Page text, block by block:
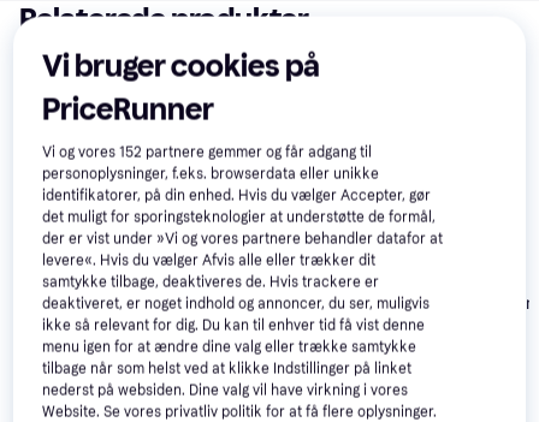
Relaterede produkter
Se vores forslag til andre produkter, der matcher dine
interesser. Vis alle
Trender
JBL Tune Beam
Black
3.9
799 kr.
Eller 3 betalinger af 266 kr.
-520 kr.
JBL Vibe Beam 2
Black
279 kr.
JBL Vibe
White
Vi bruger cookies på
PriceRunner
Vi og vores152 partnere gemmer og får adgang til
personoplysninger, f.eks. browserdata eller unikke
identifikatorer, på din enhed. Hvis du vælger Accepter, gør
det muligt for sporingsteknologier at understøtte de formål,
der er vist under »Vi og vores partnere behandler datafor at
levere«. Hvis du vælger Afvis alle eller trækker dit
samtykke tilbage, deaktiveres de. Hvis trackere er
deaktiveret, er noget indhold og annoncer, du ser, muligvis
ikke så relevant for dig. Du kan til enhver tid få vist denne
menu igen for at ændre dine valg eller trække samtykke
tilbage når som helst ved at klikke Indstillinger på linket
nederst på websiden. Dine valg vil have virkning i vores
Website. Se vores privatliv politik for at få flere oplysninger.